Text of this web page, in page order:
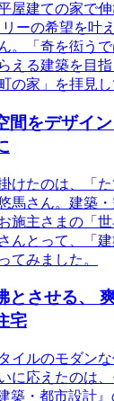
屋建ての家で
ーの希望を叶
。「奇を衒う
える建築を目
の家」を拝見し
間をデザイ
けたのは、「
馬さん。建築
施主さまの「
んとって、「
てみました。
とさせる、
宅
イルのモダン
に応えたのは
築・都市設計